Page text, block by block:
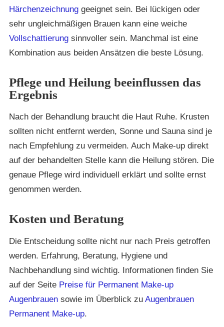
Härchenzeichnung geeignet sein. Bei lückigen oder
sehr ungleichmäßigen Brauen kann eine weiche
Vollschattierung sinnvoller sein. Manchmal ist eine
Kombination aus beiden Ansätzen die beste Lösung.
Pflege und Heilung beeinflussen das
Ergebnis
Nach der Behandlung braucht die Haut Ruhe. Krusten
sollten nicht entfernt werden, Sonne und Sauna sind je
nach Empfehlung zu vermeiden. Auch Make-up direkt
auf der behandelten Stelle kann die Heilung stören. Die
genaue Pflege wird individuell erklärt und sollte ernst
genommen werden.
Kosten und Beratung
Die Entscheidung sollte nicht nur nach Preis getroffen
werden. Erfahrung, Beratung, Hygiene und
Nachbehandlung sind wichtig. Informationen finden Sie
auf der Seite Preise für Permanent Make-up
Augenbrauen sowie im Überblick zu Augenbrauen
Permanent Make-up.